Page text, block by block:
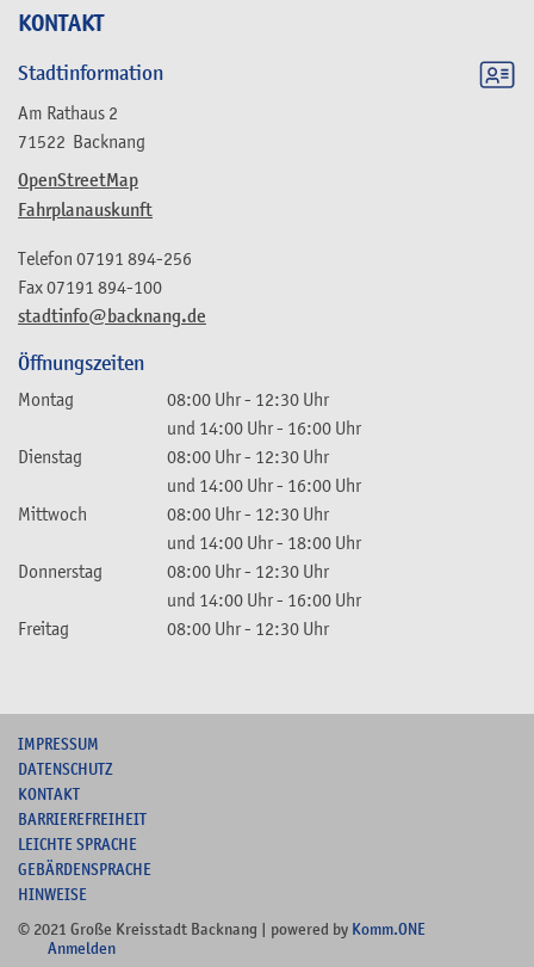
KONTAKT
Stadtinformation
Am Rathaus 2
71522 Backnang
OpenStreetMap
Fahrplanauskunft
stadtinfo@backnang.de
Telefon 07191 894-256
Fax07191 894-100
Öffnungszeiten
Montag 08:00 Uhr- 12:30 Uhr
und 14:00 Uhr- 16:00 Uhr
Dienstag
08:00 Uhr- 12:30 Uhr
und 14:00 Uhr- 16:00 Uhr
Mittwoch
08:00 Uhr- 12:30 Uhr
und 14:00 Uhr- 18:00 Uhr
Donnerstag
08:00 Uhr- 12:30 Uhr
und 14:00 Uhr- 16:00 Uhr
Freitag
08:00 Uhr- 12:30 Uhr
IMPRESSUM
DATENSCHUTZ
KONTAKT
BARRIEREFREIHEIT
L EICHTE SPRACHE
GEBÄRDENSPRACHE
HINWEISE
© 2021 Große Kreisstadt Backnang | powered by Komm.ONE
Anmelden